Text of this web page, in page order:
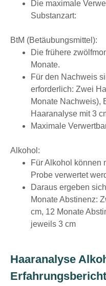
Die maximale
Substanzart:
BtM (Betäubungsmittel):
Die frühere
Monate.
Für den Nachweis
erforderlich: Zwei
Monate Nachweis),
Haaranalyse mit 3
Maximale
Alkohol:
Für Alkohol können
Probe verwertet
Daraus ergeben
Monate Abstinenz:
cm, 12 Monate
jeweils 3 cm
Haaranalyse